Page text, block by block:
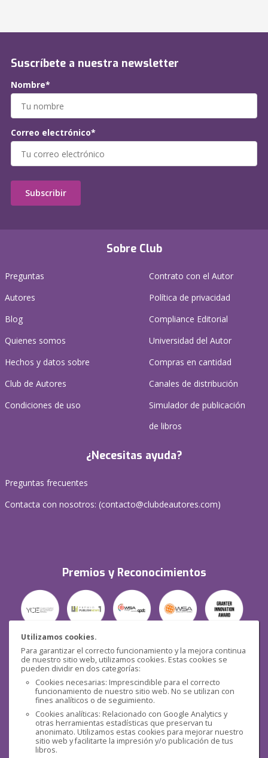
Utilizamos cookies.
Para garantizar el correcto funcionamiento y la mejora continua
de nuestro sitio web, utilizamos cookies. Estas cookies se
pueden dividir en dos categorías:
Cookies necesarias: Imprescindible para el correcto
funcionamiento de nuestro sitio web. No se utilizan con
fines analíticos o de seguimiento.
Cookies analíticas: Relacionado con Google Analytics y
otras herramientas estadísticas que preservan tu
anonimato. Utilizamos estas cookies para mejorar nuestro
sitio web y facilitarte la impresión y/o publicación de tus
libros.
Sobre Club
Preguntas
Autores
Blog
Quienes somos
Hechos y datos sobre
Club de Autores
Condiciones de uso
Contrato con el Autor
Política de privacidad
Compliance Editorial
Universidad del Autor
Compras en cantidad
Canales de distribución
Simulador de publicación
de libros
¿Necesitas ayuda?
Preguntas frecuentes
Contacta con nosotros: (contacto@clubdeautores.com)
Premios y Reconocimientos
Seguridad
Redes sociales
Suscríbete a nuestra newsletter
Nombre*
Correo electrónico*
Subscribir